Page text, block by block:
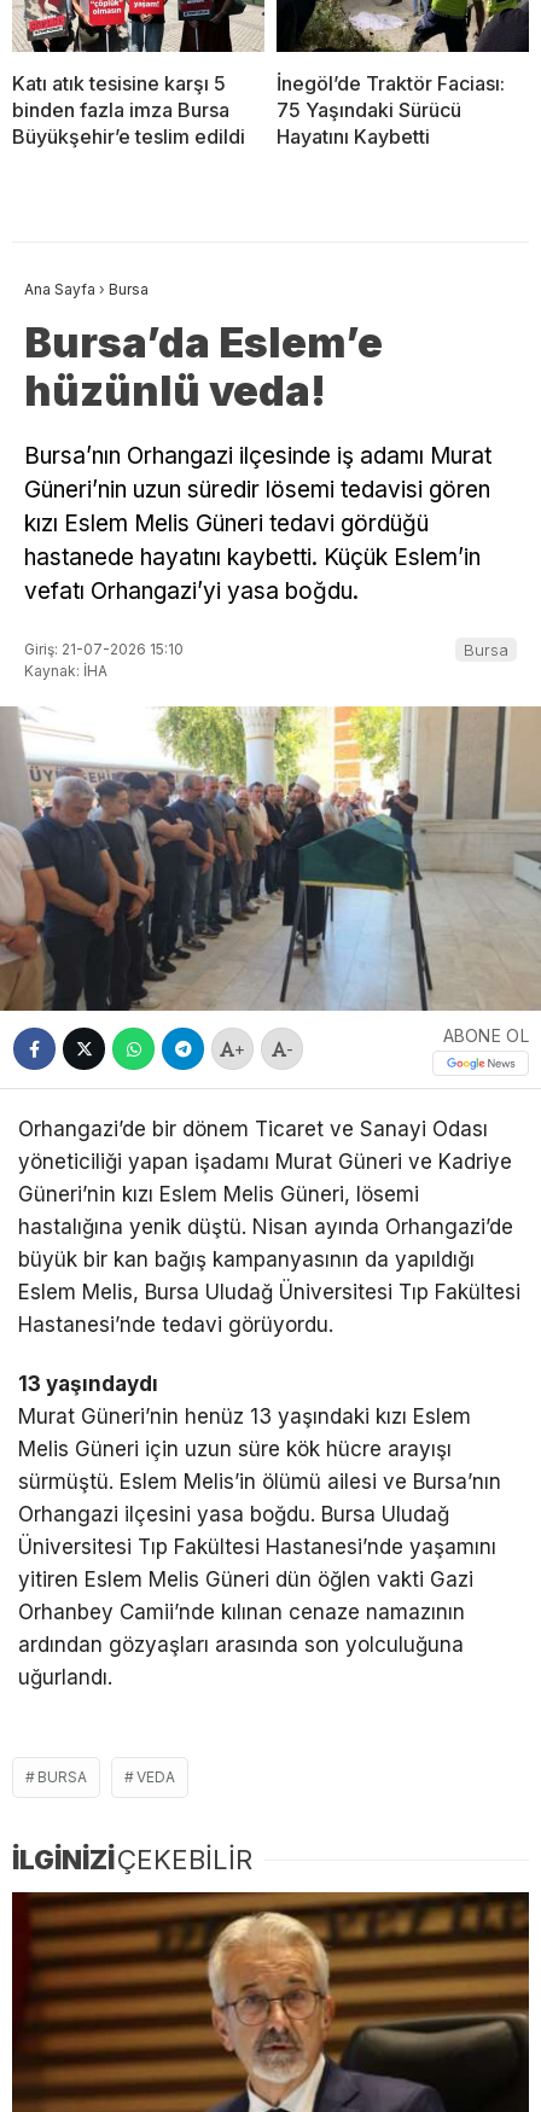
Katı atık tesisine karşı 5
binden fazla imza Bursa
Büyükşehir’e teslim edildi
İnegöl’de Traktör Faciası:
75 Yaşındaki Sürücü
Hayatını Kaybetti
Ana Sayfa › Bursa
Bursa’da Eslem’e
hüzünlü veda!
Bursa’nın Orhangazi ilçesinde iş adamı Murat
Güneri’nin uzun süredir lösemi tedavisi gören
kızı Eslem Melis Güneri tedavi gördüğü
hastanede hayatını kaybetti. Küçük Eslem’in
vefatı Orhangazi’yi yasa boğdu.
Giriş: 21-07-2026 15:10
Kaynak: İHA
Bursa
+ -
ABONE OL
Orhangazi’de bir dönem Ticaret ve Sanayi Odası
yöneticiliği yapan işadamı Murat Güneri ve Kadriye
Güneri’nin kızı Eslem Melis Güneri, lösemi
hastalığına yenik düştü. Nisan ayında Orhangazi’de
büyük bir kan bağış kampanyasının da yapıldığı
Eslem Melis, Bursa Uludağ Üniversitesi Tıp Fakültesi
Hastanesi’nde tedavi görüyordu.
13 yaşındaydı
Murat Güneri’nin henüz 13 yaşındaki kızı Eslem
Melis Güneri için uzun süre kök hücre arayışı
sürmüştü. Eslem Melis’in ölümü ailesi ve Bursa’nın
Orhangazi ilçesini yasa boğdu. Bursa Uludağ
Üniversitesi Tıp Fakültesi Hastanesi’nde yaşamını
yitiren Eslem Melis Güneri dün öğlen vakti Gazi
Orhanbey Camii’nde kılınan cenaze namazının
ardından gözyaşları arasında son yolculuğuna
uğurlandı.
BURSA VEDA
İLGİNİZİÇEKEBİLİR